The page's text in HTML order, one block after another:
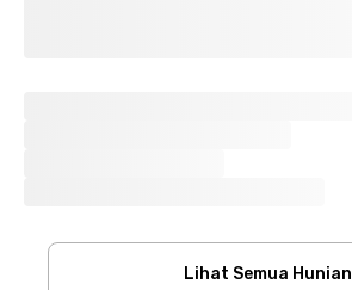
Lihat Semua Hunian